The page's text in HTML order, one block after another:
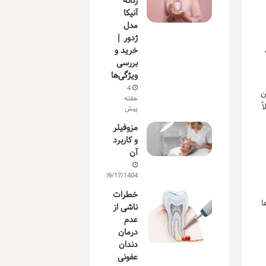
آنیکا
مدل
ژدور |
خرید و
بررسی
ویژگی‌ها
4
هفته
پیش
مزوفیلر
و کاربرد
آن
09/17/1404
خطرات
ناشی از
عدم
درمان
دندان
عفونی